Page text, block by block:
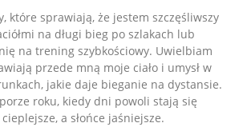
które sprawiają, że jestem szczęśliwszy
na długi bieg po szlakach lub
na trening szybkościowy. Uwielbiam
przede mną moje ciało i umysł w
jakie daje bieganie na dystansie.
roku, kiedy dni powoli stają się
a słońce jaśniejsze.